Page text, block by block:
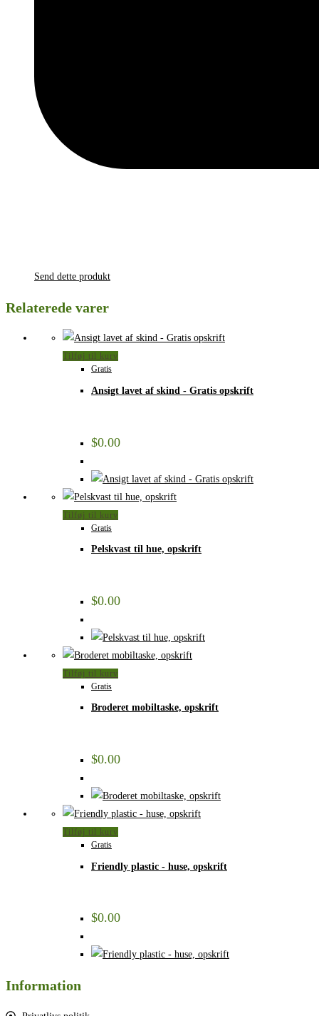
Send dette produkt
Relaterede varer
Tilføj til kurv
Gratis
Ansigt lavet af skind - Gratis opskrift
$0.00
Tilføj til kurv
Gratis
Pelskvast til hue, opskrift
$0.00
Tilføj til kurv
Gratis
Broderet mobiltaske, opskrift
$0.00
Tilføj til kurv
Gratis
Friendly plastic - huse, opskrift
$0.00
Information